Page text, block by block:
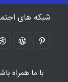
متن آهنگ کردی
متن آهنگ ایرانی
شبکه های
با ما همراه